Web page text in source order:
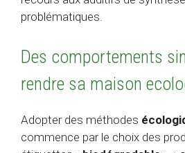
problématiques.
Des comportements
rendre sa maison
Adopter des méthodes
commence par le choix des